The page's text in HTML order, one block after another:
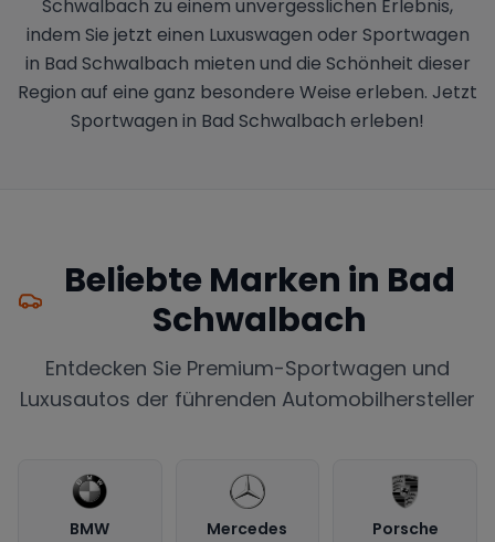
Schwalbach zu einem unvergesslichen Erlebnis,
indem Sie jetzt einen Luxuswagen oder Sportwagen
in Bad Schwalbach mieten und die Schönheit dieser
Region auf eine ganz besondere Weise erleben. Jetzt
Sportwagen in Bad Schwalbach erleben!
Beliebte Marken in Bad
Schwalbach
Entdecken Sie Premium-Sportwagen und
Luxusautos der führenden Automobilhersteller
BMW Mercedes Porsche